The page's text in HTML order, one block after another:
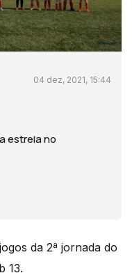
04 dez, 2021, 15:44
estreia no
da 2ª jornada do
13.